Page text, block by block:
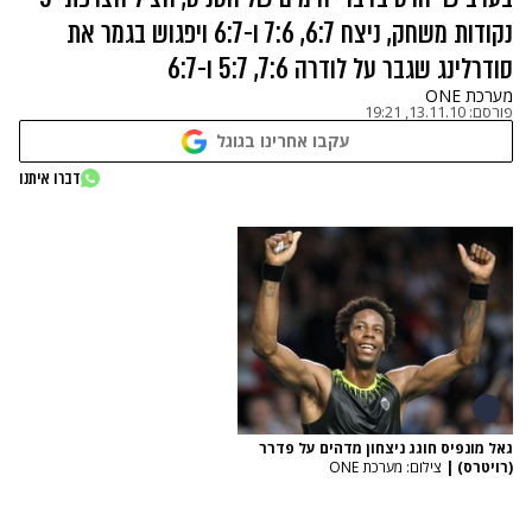
נקודות משחק, ניצח 6:7, 7:6 ו-6:7 ויפגוש בגמר את
סודרלינג שגבר על לודרה 7:6, 5:7 ו-6:7
מערכת ONE
פורסם: 13.11.10, 19:21
עקבו אחרינו בגוגל
דברו איתנו
גאל מונפיס חוגג ניצחון מדהים על פדרר
(רויטרס) | צילום: מערכת ONE